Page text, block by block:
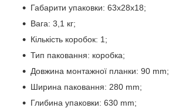
Габарити упаковки: 63x28x18;
Вага: 3,1 кг;
Кількість коробок: 1;
Тип паковання: коробка;
Довжина монтажної планки: 90 mm;
Ширина паковання: 280 mm;
Глибина упаковки: 630 mm;